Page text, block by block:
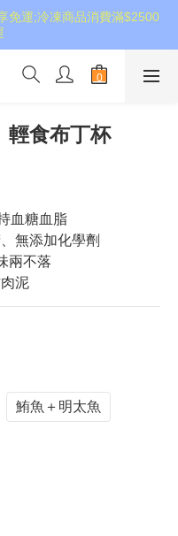
免運;冷凍商品消費滿$2500
輕食布丁杯
血糖血脂
無添加化學劑
兩不落
泥
鮪魚＋明太魚